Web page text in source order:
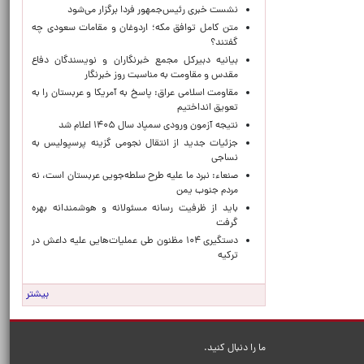
نشست خبری رئیس‌جمهور فردا برگزار می‌شود
متن کامل توافق مکه؛ اردوغان و مقامات سعودی چه
گفتند؟
بیانیه دبیرکل مجمع خبرنگاران و نویسندگان دفاع
مقدس و مقاومت به مناسبت روز خبرنگار
مقاومت اسلامی عراق: پاسخ به آمریکا و عربستان را به
تعویق انداختیم
نتیجه آزمون ورودی سمپاد سال ۱۴۰۵ اعلام شد
جزئیات جدید از انتقال نجومی گزینه پرسپولیس به
نساجی
صنعاء: نبرد ما علیه طرح سلطه‌جویی عربستان است، نه
مردم جنوب یمن
باید از ظرفیت رسانه مسئولانه و هوشمندانه بهره
گرفت
دستگیری ۱۰۴ مظنون طی عملیات‌هایی علیه داعش در
ترکیه
بیشتر
ما را دنبال کنید.